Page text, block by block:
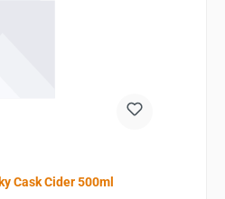
Cask Cider 500ml